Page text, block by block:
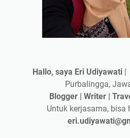
Hallo, saya Eri Udiyawati|
Purbalingga,
Blogger | Writer |
Untuk kerjasama, bisa